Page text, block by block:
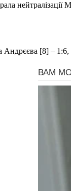
нейтралізації
Андрєєва [8] – 1:6,